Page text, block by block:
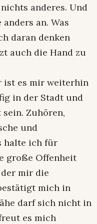
anderes. Und
an. Was
daran denken
auch die Hand zu
ist es mir weiterhin
in der Stadt und
Zuhören,
und
halte ich für
große Offenheit
mir die
mich in
darf sich nicht in
es mich